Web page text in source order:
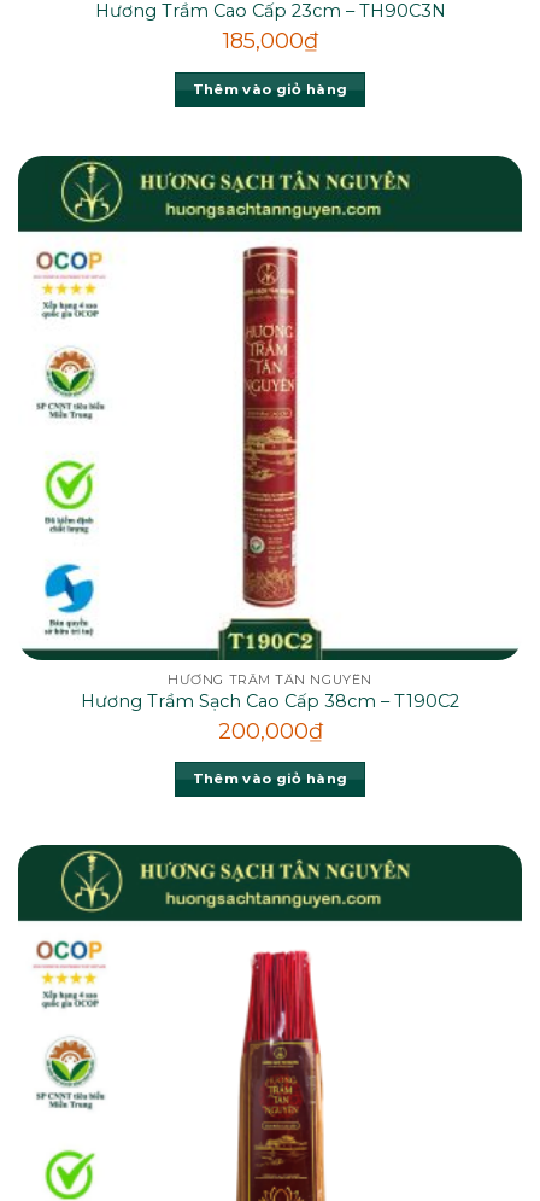
Hương Trầm Cao Cấp 23cm – TH90C3N
185,000₫
Thêm vào giỏ hàng
HƯƠNG TRẦM TÂN NGUYÊN
Hương Trầm Sạch Cao Cấp 38cm – T190C2
200,000₫
Thêm vào giỏ hàng